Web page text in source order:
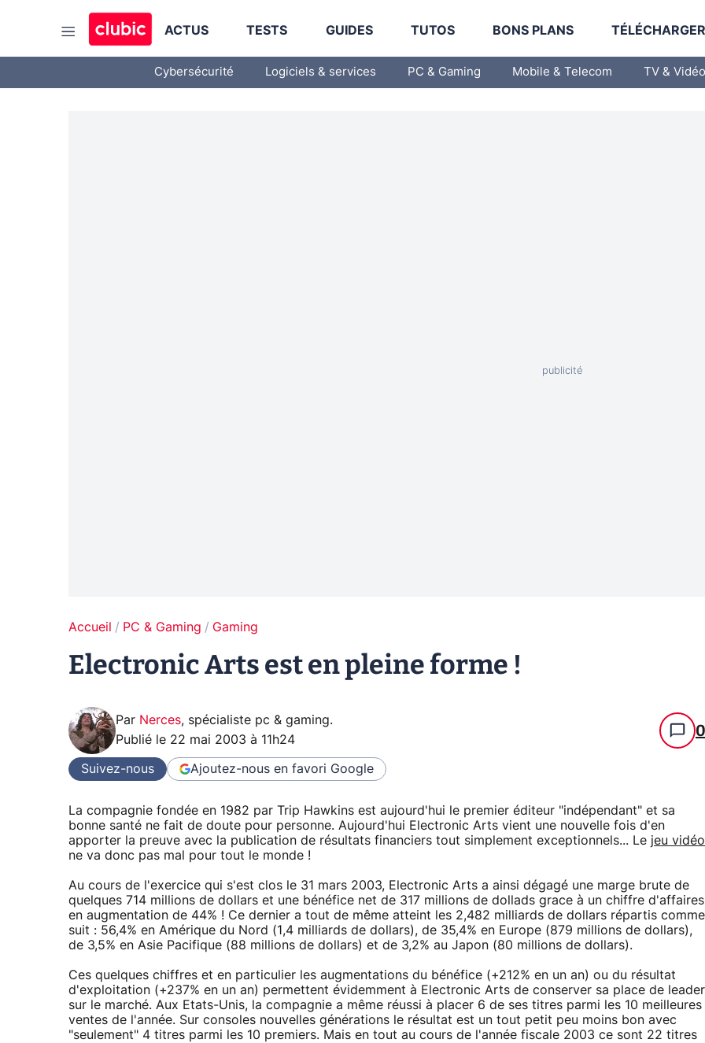
ACTUS TESTS GUIDES TUTOS BONS PLANS
Cybersécurité Logiciels & services PC & Gaming Mobile & Telecom TV & Vidéo
Accueil PC & Gaming Gaming
Electronic Arts est en pleine forme !
Par Nerces, spécialiste pc & gaming.
Publié le 22 mai 2003 à 11h24 0
Suivez-nous Ajoutez-nous en favori Google
La compagnie fondée en 1982 par Trip Hawkins est aujourd'hui le premier éditeur "indépendant" et sa
bonne santé ne fait de doute pour personne. Aujourd'hui Electronic Arts vient une nouvelle fois d'en
apporter la preuve avec la publication de résultats financiers tout simplement exceptionnels... Le jeu vidéo
ne va donc pas mal pour tout le monde !
Au cours de l'exercice qui s'est clos le 31 mars 2003, Electronic Arts a ainsi dégagé une marge brute de
quelques 714 millions de dollars et une bénéfice net de 317 millions de dollads grace à un chiffre d'affaires
en augmentation de 44% ! Ce dernier a tout de même atteint les 2,482 milliards de dollars répartis comme
suit : 56,4% en Amérique du Nord (1,4 milliards de dollars), de 35,4% en Europe (879 millions de dollars),
de 3,5% en Asie Pacifique (88 millions de dollars) et de 3,2% au Japon (80 millions de dollars).
Ces quelques chiffres et en particulier les augmentations du bénéfice (+212% en un an) ou du résultat
d'exploitation (+237% en un an) permettent évidemment à Electronic Arts de conserver sa place de leader
sur le marché. Aux Etats-Unis, la compagnie a même réussi à placer 6 de ses titres parmi les 10 meilleures
ventes de l'année. Sur consoles nouvelles générations le résultat est un tout petit peu moins bon avec
"seulement" 4 titres parmi les 10 premiers. Mais en tout au cours de l'année fiscale 2003 ce sont 22 titres